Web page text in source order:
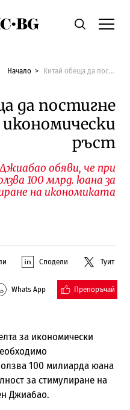
Economic.bgТърсене
Начало Китай обеща да постигне планирания икономически ръст
да постигне
ръст
обяви, че при
100 млрд. юана за
на икономиката
Сподели Туит
Whats App Препоръчай
за икономически
100 милиарда юана
за стимулиране на
Джиабао.